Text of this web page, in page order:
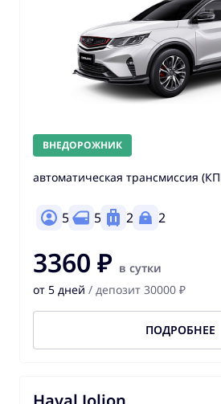
ВНЕДОРОЖНИК
автоматическая трансмиссия
5 5 2 2
3360 ₽ в сутки
от 5 дней / депозит 30000 ₽
ПОДРОБНЕЕ